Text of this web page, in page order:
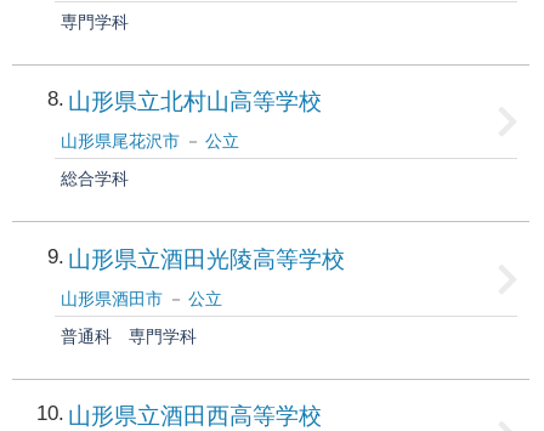
専門学科
8 山形県立北村山高等学校
山形県尾花沢市
公立
総合学科
9 山形県立酒田光陵高等学校
山形県酒田市
公立
普通科
専門学科
10 山形県立酒田西高等学校